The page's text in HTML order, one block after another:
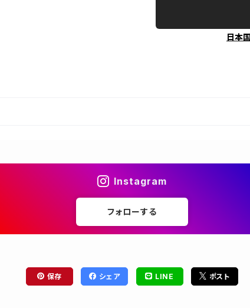
日本
Instagram
フォローする
保存 シェア LINE ポスト